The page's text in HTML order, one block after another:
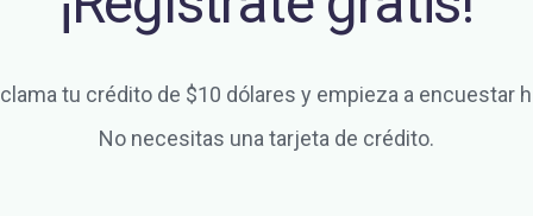
tu crédito de $10 dólares y empieza a encuestar
No necesitas una tarjeta de crédito.